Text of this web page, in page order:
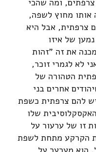
אותו מחוץ לשפה,
צרפתית, אבל היא
של איזו
את זה "זהות
לא לגמרי זוכר,
הטהורה של
אחרים בני
להם צרפתית כשפת
שלו
זו של ערעור על
הקרקע מתחת לשפת